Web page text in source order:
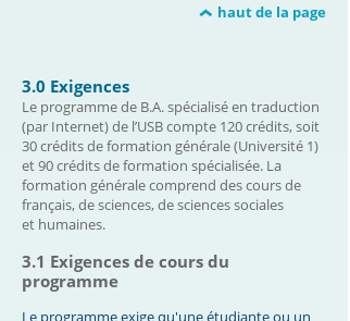
haut de la page
3.0 Exigences
Le programme de B.A. spécialisé en traduction
(par Internet) de l’USB compte 120 crédits, soit
30 crédits de formation générale (Université 1)
et 90 crédits de formation spécialisée. La
formation générale comprend des cours de
français, de sciences, de sciences sociales
et humaines.
3.1 Exigences de cours du
programme
Le programme exige qu'une étudiante ou un